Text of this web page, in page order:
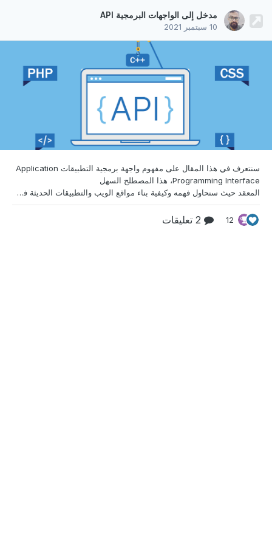
مدخل إلى الواجهات البرمجية API
10 سبتمبر 2021
سنتعرف في هذا المقال على مفهوم واجهة برمجية
التطبيقات Application
Programming Interface، هذا المصطلح السهل
المعقد حيث سنحاول فهمه وكيفية بناء مواقع الويب والتطبيقات الحديثة في يومنا هذا بالاعتماد على الواجهات البرمجية ونجيب على سؤال مهم وهو كيف ترتبط الواجهة الأمامية مع الواجهة الخلفية لتطبيق الويب أو الموقع الإلكتروني. هذا المقال هو جزء من سلسلة مقالات حول الواجهة البرمجية API وكيفية الاستفادة منها في بناء تطبيق ويب: مدخل إلى الواجهات البرمجية API الاتصال بواجهة زد البرمجية
12